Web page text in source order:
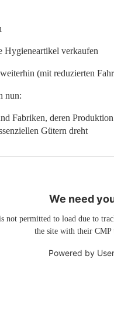
Hygieneartikel verkaufen
(mit reduzierten
nun:
Fabriken, deren
Gütern dreht
We need
not permitted to load due to
the site with their CMP
Powered by